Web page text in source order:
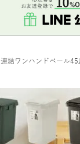
連結ワンハンドペール